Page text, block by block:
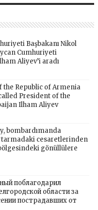
Başbakanı Nikol
Cumhuriyeti
Aliyev’i aradı
Republic of Armenia
President of the
Ilham Aliyev
bombardımanda
cesaretlerinden
gönüllülere
поблагодарил
области за
пострадавших от